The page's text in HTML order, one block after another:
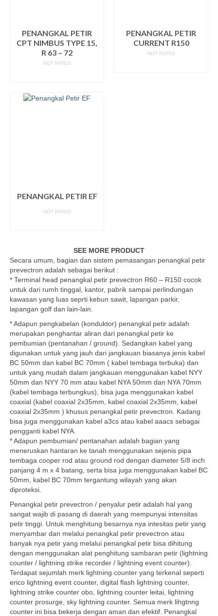
PENANGKAL PETIR
CPT NIMBUS TYPE 15,
R 63 – 72
NOT RATED
PENANGKAL PETIR
CURRENT R150
NOT RATED
PENANGKAL PETIR EF
NOT RATED
SEE MORE PRODUCT
Secara umum, bagian dan sistem pemasangan penangkal petir
prevectron adalah sebagai berikut :
* Terminal head penangkal petir prevectron R60 – R150 cocok
untuk dari rumh tinggal, kantor, pabrik sampai perlindungan
kawasan yang luas seprti kebun sawit, lapangan parkir,
lapangan golf dan lain-lain.
* Adapun pengkabelan (konduktor) penangkal petir adalah
merupakan penghantar aliran dari penangkal petir ke
pembumian (pentanahan / ground). Sedangkan kabel yang
digunakan untuk yang jauh dari jangkauan biasanya jenis kabel
BC 50mm dan kabel BC 70mm ( kabel tembaga terbuka) dan
untuk yang mudah dalam jangkauan menggunakan kabel NYY
50mm dan NYY 70 mm atau kabel NYA 50mm dan NYA 70mm
(kabel tembaga terbungkus), bisa juga menggunakan kabel
coaxial (kabel coaxial 2x35mm, kabel coaxial 2x35mm, kabel
coaxial 2x35mm ) khusus penangkal petir prevectron. Kadang
bisa juga menggunakan kabel a3cs atau kabel aaacs sebagai
pengganti kabel NYA.
* Adapun pembumian/ pentanahan adalah bagian yang
meneruskan hantaran ke tanah menggunakan sejenis pipa
tembaga cooper rod atau ground rod dengan diameter 5/8 inch
panjang 4 m x 4 batang, serta bisa juga menggunakan kabel BC
50mm, kabel BC 70mm tergantung wilayah yang akan
diproteksi.
Penangkal petir prevectron / penyalur petir adalah hal yang
sangat wajib di pasang di daerah yang mempunyai intensitas
petir tinggi. Untuk menghitung besarnya nya intesitas petir yang
menyambar dan melalui penangkal petir prevectron atau
banyak nya petir yang melalui penangkal petir bisa dihitung
dengan menggunakan alat penghitung sambaran petir (lightning
counter / lightning strike recorder / lightning event counter).
Terdapat sejumlah merk lightning counter yang terkenal seperti
erico lightning event counter, digital flash lightning counter,
lightning strike counter obo, lightning counter leitai, lightning
counter prosurge, sky lightning counter. Semua merk lihgtnng
counter ini bisa bekerja dengan aman dan efektif. Penangkal